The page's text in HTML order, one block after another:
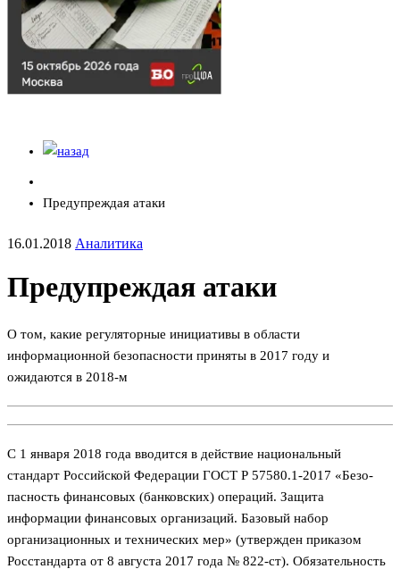
Предупреждая атаки
16.01.2018 Аналитика
Предупреждая атаки
О том, какие регуляторные инициативы в области
информационной безопасности приняты в 2017 году и
ожидаются в 2018-м
С 1 января 2018 года вводится в действие национальный
стандарт Российской Федерации ГОСТ Р 57580.1-2017 «Безо­
пасность финансовых (банковских) операций. Защита
информации финансовых организаций. Базовый набор
организационных и технических мер» (утвержден приказом
Росстандарта от 8 августа 2017 года № 822-ст). Обязательность